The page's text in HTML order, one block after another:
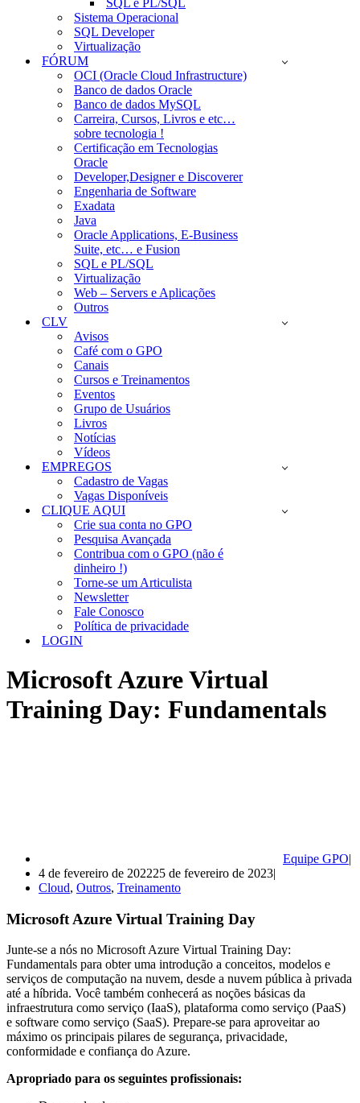
SQL e PL/SQL
Sistema Operacional
SQL Developer
Virtualização
FÓRUM
OCI (Oracle Cloud Infrastructure)
Banco de dados Oracle
Banco de dados MySQL
Carreira, Cursos, Livros e etc…
sobre tecnologia !
Certificação em Tecnologias
Oracle
Developer,Designer e Discoverer
Engenharia de Software
Exadata
Java
Oracle Applications, E-Business
Suite, etc… e Fusion
SQL e PL/SQL
Virtualização
Web – Servers e Aplicações
Outros
CLV
Avisos
Café com o GPO
Canais
Cursos e Treinamentos
Eventos
Grupo de Usuários
Livros
Notícias
Vídeos
EMPREGOS
Cadastro de Vagas
Vagas Disponíveis
CLIQUE AQUI
Crie sua conta no GPO
Pesquisa Avançada
Contribua com o GPO (não é
dinheiro !)
Torne-se um Articulista
Newsletter
Fale Conosco
Política de privacidade
LOGIN
Microsoft Azure Virtual
Training Day: Fundamentals
Equipe GPO
4 de fevereiro de 202225 de fevereiro de 2023
Cloud, Outros, Treinamento
Microsoft Azure Virtual Training Day
Junte-se a nós no Microsoft Azure Virtual Training Day:
Fundamentals para obter uma introdução a conceitos, modelos e
serviços de computação na nuvem, desde a nuvem pública à privada
até a híbrida. Você também conhecerá as noções básicas da
infraestrutura como serviço (IaaS), plataforma como serviço (PaaS)
e software como serviço (SaaS). Prepare-se para aproveitar ao
máximo os principais pilares de segurança, privacidade,
conformidade e confiança do Azure.
Apropriado para os seguintes profissionais: